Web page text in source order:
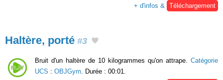
+ d'infos &
Téléchargement
Haltère, porté #3
Bruit d'un haltère de 10 kilogrammes qu'on attrape. Catégorie
UCS : OBJGym . Durée : 00:01.